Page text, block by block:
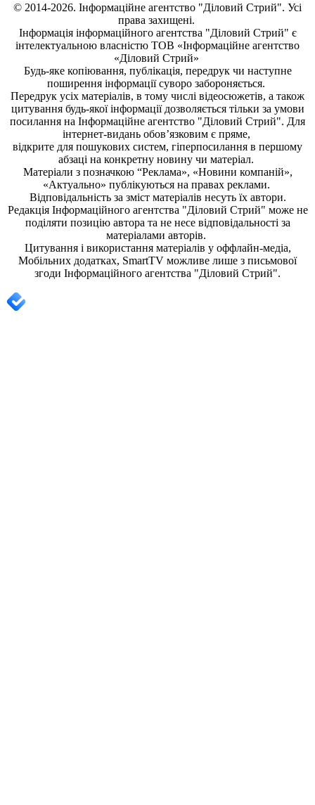
© 2014-2026. Інформаційне агентство "Діловий Стрий". Усі
права захищені.
Інформація інформаційного агентства "Діловий Стрий" є
інтелектуальною власністю ТОВ «Інформаційне агентство
«Діловий Стрий»
Будь-яке копiювання, публiкацiя, передрук чи наступне
поширення iнформацiї суворо забороняється.
Передрук усіх матеріалів, в тому числі відеосюжетів, а також
цитування будь-якої інформації дозволяється тільки за умови
посилання на Інформаційне агентство "Діловий Стрий". Для
інтернет-видань обов’язковим є пряме,
відкрите для пошукових систем, гіперпосилання в першому
абзаці на конкретну новину чи матеріал.
Матеріали з позначкою “Реклама», «Новини компаній»,
«Актуально» публікуються на правах реклами.
Відповідальність за зміст матеріалів несуть їх автори.
Редакція Інформаційного агентства "Діловий Стрий" може не
поділяти позицію автора та не несе відповідальності за
матеріалами авторів.
Цитування і використання матеріалів у оффлайн-медіа,
Мобільних додатках, SmartTV можливе лише з письмової
згоди Інформаційного агентства "Діловий Стрий".